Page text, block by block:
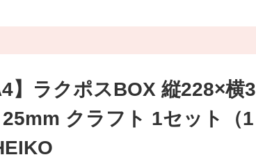
】ラクポスBOX 縦228×横3
クラフト 1セット（1